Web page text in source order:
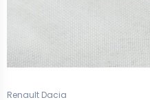
Renault Dacia